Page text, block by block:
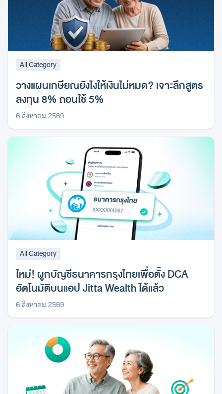
All Category
วางแผนเกษียณยังไงให้เงินไม่หมด? เจาะลึกสูตร
ลงทุน 8% ถอนใช้ 5%
6 สิงหาคม 2569
All Category
ใหม่! ผูกบัญชีธนาคารกรุงไทยเพื่อตั้ง DCA
อัตโนมัติบนแอป Jitta Wealth ได้แล้ว
6 สิงหาคม 2569